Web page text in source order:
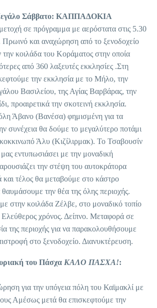
Σάββατο: ΚΑΠΠΑΔΟΚΙΑ
σε πρόγραμμα με αερόστατα στις 5.30
Πρωινό και αναχώρηση από το ξενοδοχείο
την κοιλάδα του Κοράματος στην οποία
από 360 λαξευτές εκκλησίες .Στη
την εκκλησία με το Μήλο, την
Βασιλείου, της Αγίας Βαρβάρας, την
προαιρετικά την σκοτεινή εκκλησία.
Άβανο (Βανέσα) φημισμένη για τα
συνέχεια θα δούμε το μεγαλύτερο ποτάμι
Άλυ (Κιζίλιρμακ). Το Τσαβουσίν
εντυπωσιάσει με την μοναδική
την στέψη του αυτοκράτορα
τέλος θα μεταβούμε στο κάστρο
την θέα της όλης περιοχής.
στην κοιλάδα Ζέλβε, στο μοναδικό τοπίο
χρόνος. Δείπνο. Μεταφορά σε
της περιοχής για να παρακολουθήσουμε
στο ξενοδοχείο. Διανυκτέρευση.
του Πάσχα ΚΑΛΟ ΠΑΣΧΑ!:
για την υπόγεια πόλη του Καϊμακλί με
Αμέσως μετά θα επισκεφτούμε την